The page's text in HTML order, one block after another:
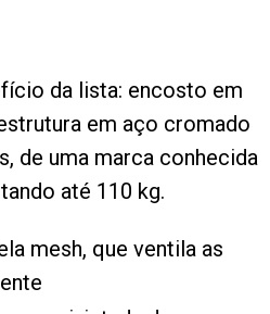
da lista: encosto em
em aço cromado
de uma marca conhecida
até 110 kg.
mesh, que ventila as